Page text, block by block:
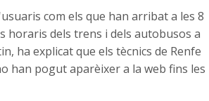
com els que han arribat a les 8
horaris dels trens i dels autobusos a
ha explicat que els tècnics de Renfe
han pogut aparèixer a la web fins les